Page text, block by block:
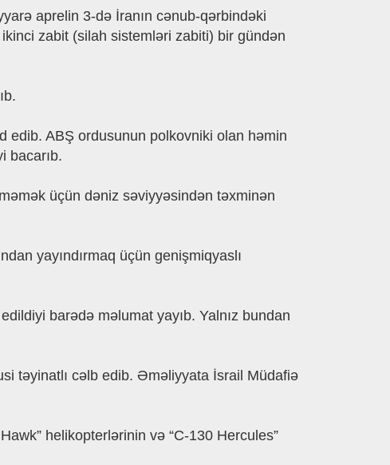
aprelin 3-də İranın cənub-qərbindəki
zabit (silah sistemləri zabiti) bir gündən
edib. ABŞ ordusunun polkovniki olan həmin
bacarıb.
üçün dəniz səviyyəsindən təxminən
yayındırmaq üçün genişmiqyaslı
barədə məlumat yayıb. Yalnız bundan
təyinatlı cəlb edib. Əməliyyata İsrail Müdafiə
helikopterlərinin və “C-130 Hercules”